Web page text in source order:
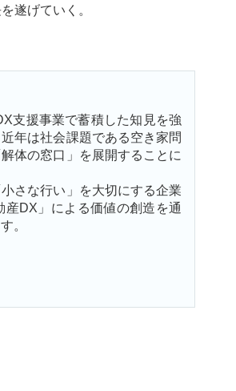
遂げていく。
支援事業で蓄積した知見を強
年は社会課題である空き家問
体の窓口」を展開することに
さな行い」を大切にする企業
DX」による価値の創造を通
。